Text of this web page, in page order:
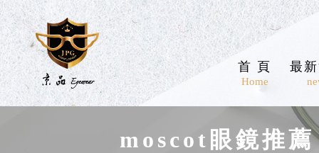
首 頁
Home
最
moscot眼鏡推薦